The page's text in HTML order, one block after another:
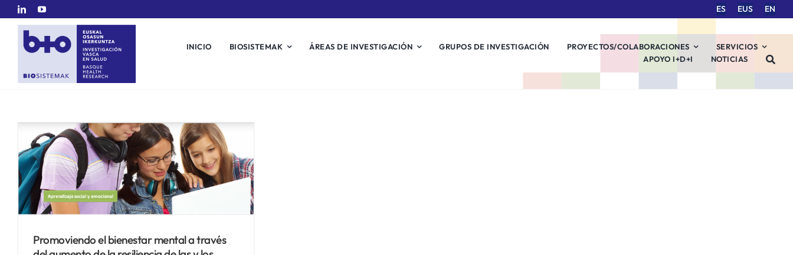
Saltar
contenido
ES EUS EN
INICIO BIOSISTEMAK ÁREAS DE INVESTIGACIÓN GRUPOS DE INVESTIGACIÓN PROYECTOS/COLABORACIONES
SERVICIOS
APOYO I+D+I
NOTICIAS
Promoviendo el bienestar mental a través